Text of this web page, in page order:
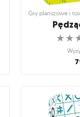
☆
☆
Prędzej,